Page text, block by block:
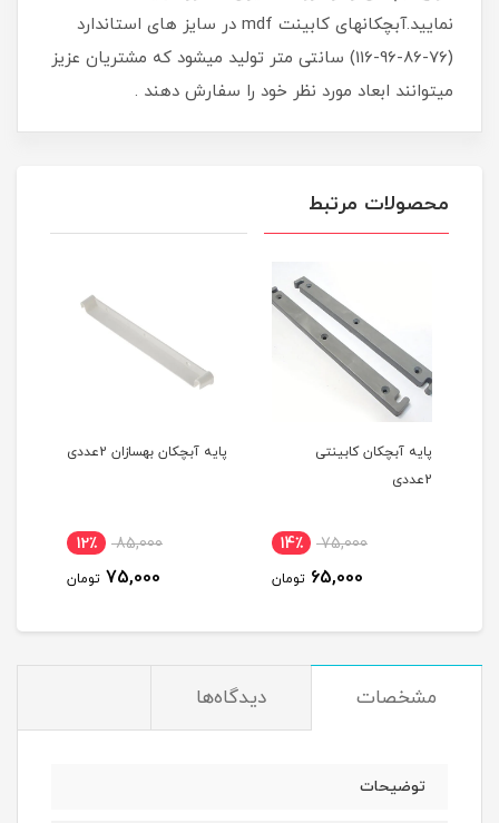
نمایید.آبچکانهای کابینت mdf در سایز های استاندارد
(76-86-96-116) سانتی متر تولید میشود که مشتریان عزیز
میتوانند ابعاد مورد نظر خود را سفارش دهند .
محصولات مرتبط
پایه آبچکان کابینتی
2عددی
75,000 14٪
65,000 تومان
پایه آبچکان بهسازان 2عددی
85,000 12٪
75,000 تومان
مشخصات دیدگاه‌ها
توضیحات